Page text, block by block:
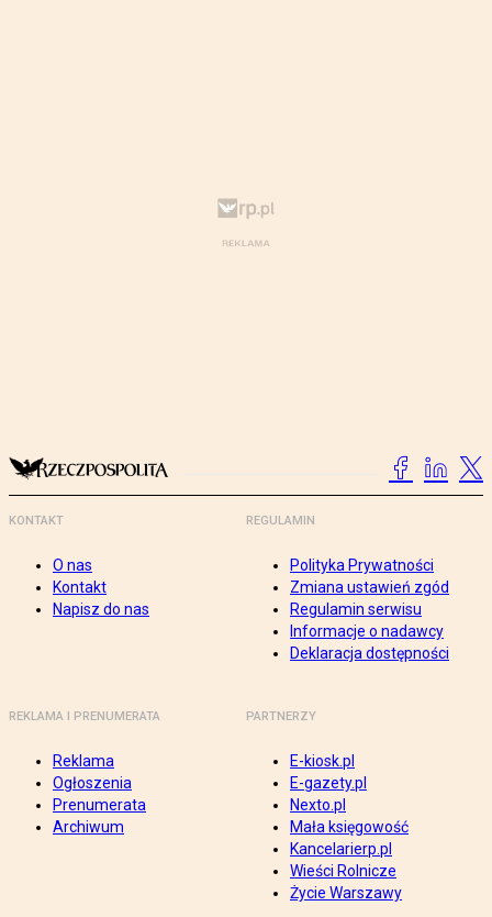
KONTAKT
O nas
Kontakt
Napisz do nas
REGULAMIN
Polityka Prywatności
Zmiana ustawień zgód
Regulamin serwisu
Informacje o nadawcy
Deklaracja dostępności
REKLAMA I PRENUMERATA
Reklama
Ogłoszenia
Prenumerata
Archiwum
PARTNERZY
E-kiosk.pl
E-gazety.pl
Nexto.pl
Mała księgowość
Kancelarierp.pl
Wieści Rolnicze
Życie Warszawy